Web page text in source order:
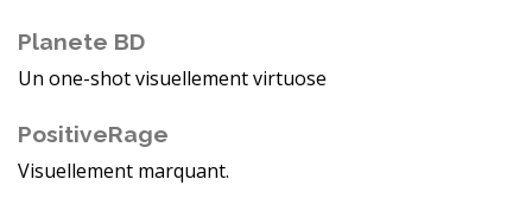
Planete BD
Un one-shot visuellement virtuose
PositiveRage
Visuellement marquant.